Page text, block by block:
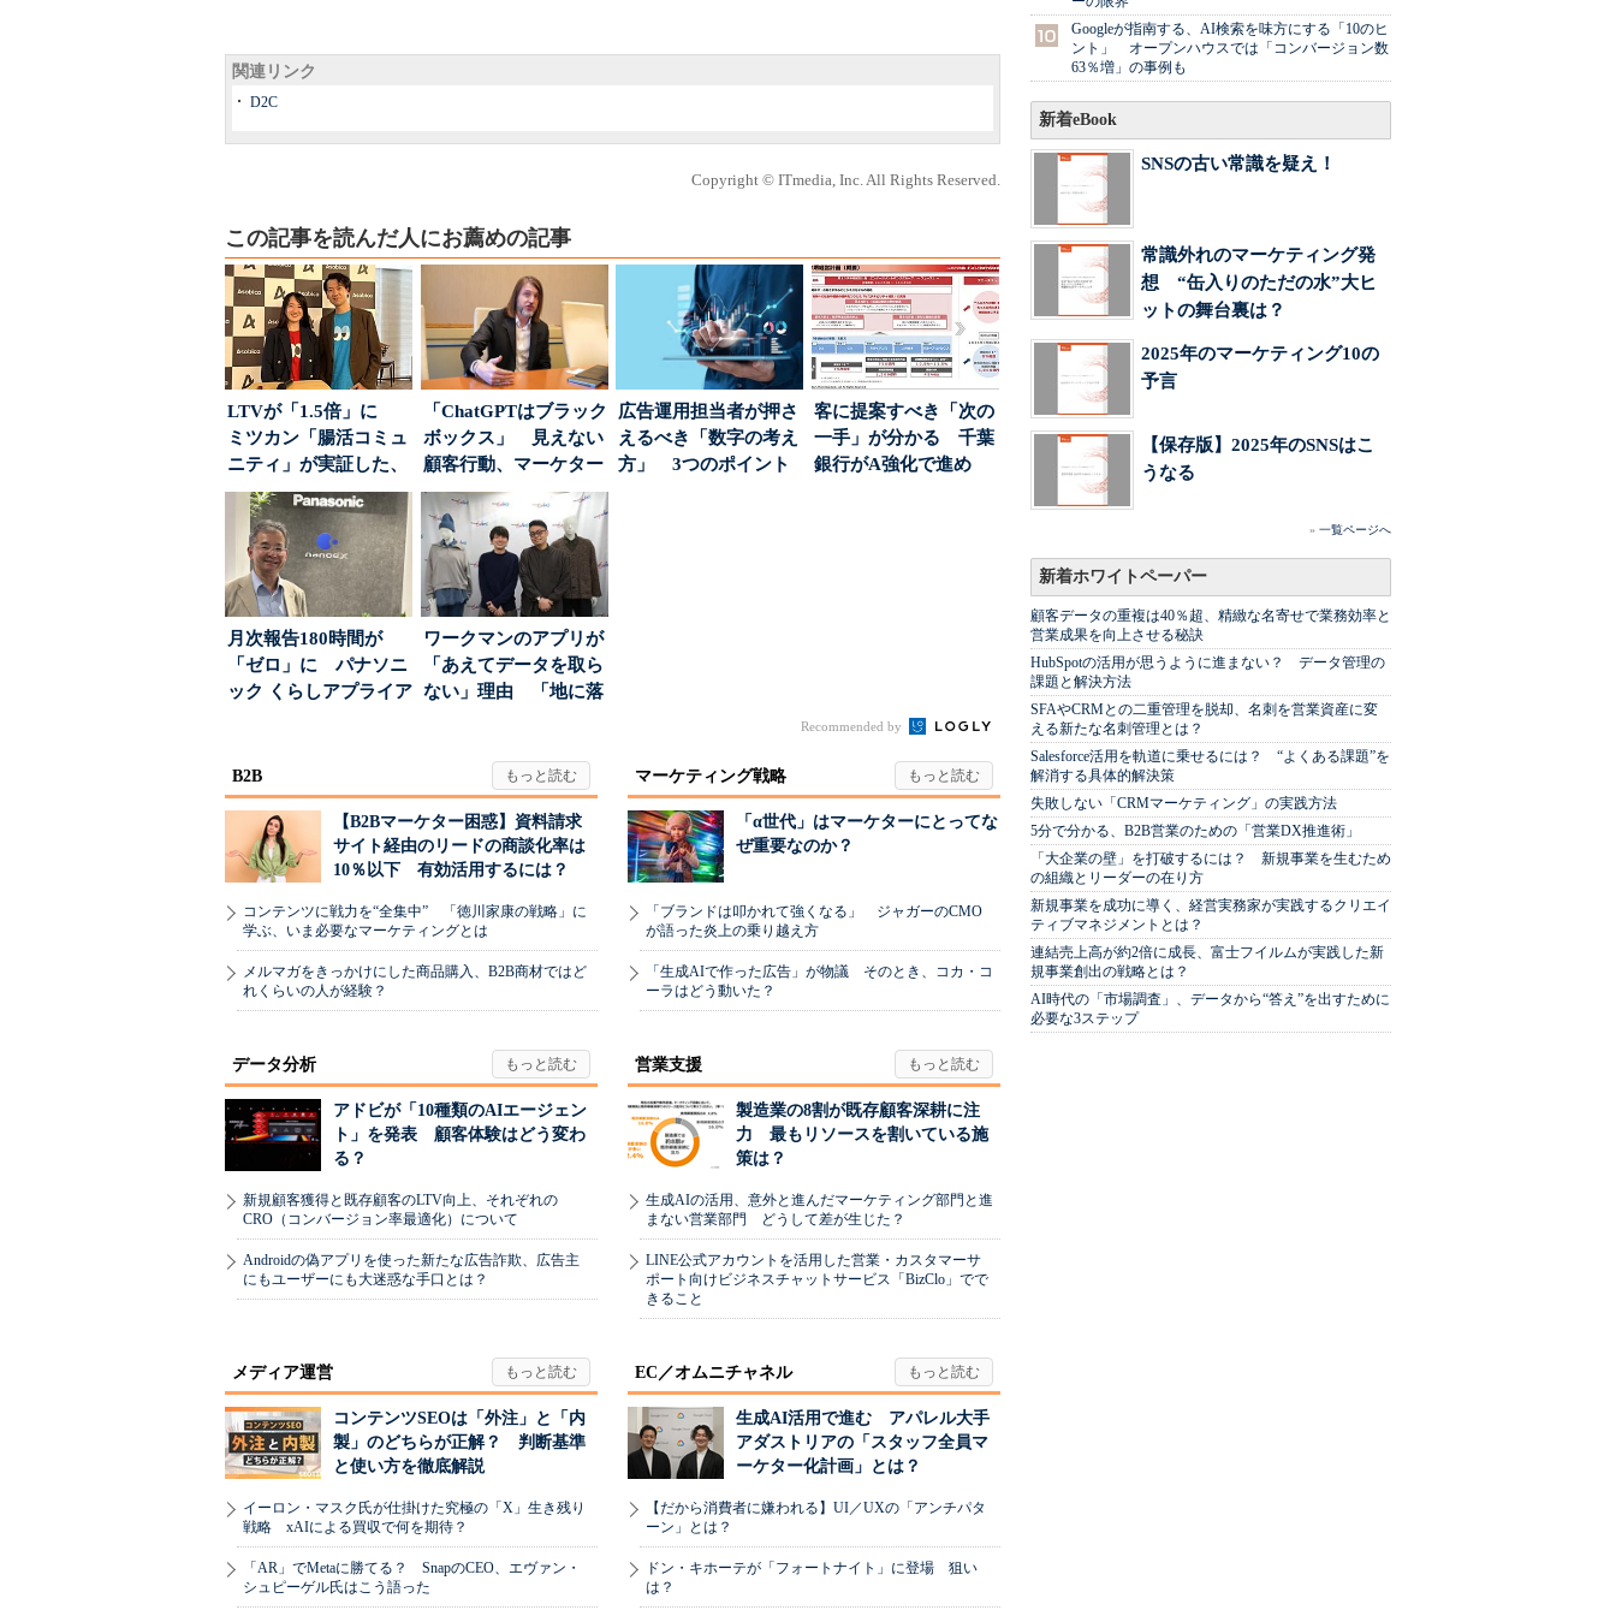
関連リンク
D2C
Copyright © ITmedia, Inc. All Rights Reserved.
この記事を読んだ人にお薦めの記事
LTVが「1.5倍」に
ミツカン「腸活コミュ
ニティ」が実証した、
値上げ時代に選ば...
「ChatGPTはブラック
ボックス」 見えない
顧客行動、マーケター
に残された打ち...
広告運用担当者が押さ
えるべき「数字の考え
方」 3つのポイント
客に提案すべき「次の
一手」が分かる 千葉
銀行がA強化で進め
月次報告180時間が
「ゼロ」に パナソニ
ック くらしアプライア
ワークマンのアプリが
「あえてデータを取ら
ない」理由 「地に落
Recommended by
B2B
【B2Bマーケター困惑】資料請求
サイト経由のリードの商談化率は
10％以下 有効活用するには？
コンテンツに戦力を“全集中” 「徳川家康の戦略」に
学ぶ、いま必要なマーケティングとは
メルマガをきっかけにした商品購入、B2B商材ではど
れくらいの人が経験？
マーケティング戦略
「α世代」はマーケターにとってな
ぜ重要なのか？
「ブランドは叩かれて強くなる」 ジャガーのCMO
が語った炎上の乗り越え方
「生成AIで作った広告」が物議 そのとき、コカ・コ
ーラはどう動いた？
データ分析
アドビが「10種類のAIエージェン
ト」を発表 顧客体験はどう変わ
る？
新規顧客獲得と既存顧客のLTV向上、それぞれの
CRO（コンバージョン率最適化）について
Androidの偽アプリを使った新たな広告詐欺、広告主
にもユーザーにも大迷惑な手口とは？
営業支援
製造業の8割が既存顧客深耕に注
力 最もリソースを割いている施
策は？
生成AIの活用、意外と進んだマーケティング部門と進
まない営業部門 どうして差が生じた？
LINE公式アカウントを活用した営業・カスタマーサ
ポート向けビジネスチャットサービス「BizClo」でで
きること
メディア運営
コンテンツSEOは「外注」と「内
製」のどちらが正解？ 判断基準
と使い方を徹底解説
イーロン・マスク氏が仕掛けた究極の「X」生き残り
戦略 xAIによる買収で何を期待？
「AR」でMetaに勝てる？ SnapのCEO、エヴァン・
シュピーゲル氏はこう語った
EC／オムニチャネル
生成AI活用で進む アパレル大手
アダストリアの「スタッフ全員マ
ーケター化計画」とは？
【だから消費者に嫌われる】UI／UXの「アンチパタ
ーン」とは？
ドン・キホーテが「フォートナイト」に登場 狙い
は？
Googleが指南する、AI検索を味方にする「10のヒ
ント」 オープンハウスでは「コンバージョン数
63％増」の事例も
新着eBook
SNSの古い常識を疑え！
常識外れのマーケティング発
想 “缶入りのただの水”大ヒ
ットの舞台裏は？
2025年のマーケティング10の
予言
【保存版】2025年のSNSはこ
うなる
» 一覧ページへ
新着ホワイトペーパー
顧客データの重複は40％超、精緻な名寄せで業務効率と
営業成果を向上させる秘訣
HubSpotの活用が思うように進まない？ データ管理の
課題と解決方法
SFAやCRMとの二重管理を脱却、名刺を営業資産に変
える新たな名刺管理とは？
Salesforce活用を軌道に乗せるには？ “よくある課題”を
解消する具体的解決策
失敗しない「CRMマーケティング」の実践方法
5分で分かる、B2B営業のための「営業DX推進術」
「大企業の壁」を打破するには？ 新規事業を生むため
の組織とリーダーの在り方
新規事業を成功に導く、経営実務家が実践するクリエイ
ティブマネジメントとは？
連結売上高が約2倍に成長、富士フイルムが実践した新
規事業創出の戦略とは？
AI時代の「市場調査」、データから“答え”を出すために
必要な3ステップ